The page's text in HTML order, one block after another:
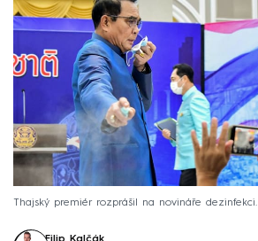
Thajský premiér rozprášil na novináře dezinfekci.